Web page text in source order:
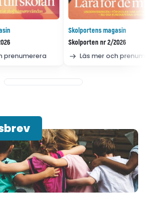
prenumerera
Skolportens magasin
Skolporten nr 2/2026
Läs mer och